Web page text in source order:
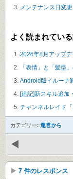
メンテナンス日変
よく読まれてい
2026年8月アップデ
「表情」と「髪型
Android版イルーナ
[追記]新スキル追加
チャンネルレイド
カテゴリー: 運営から
7 件のレスポンス